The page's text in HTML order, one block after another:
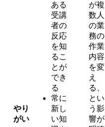
やり
がい
ある
受講
者の
反応
を知
るこ
とが
でき
る
常に
新し
い知
が複
数人
の業
務の
作業
内容
を変
え
る、
とい
う影
響が